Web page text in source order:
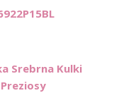
Srebrna Kulki